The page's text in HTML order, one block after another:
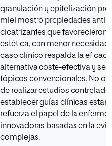
granulación y epitelización
miel mostró propiedades
cicatrizantes que favorecieron
estética, con menor necesidad
caso clínico respalda la
alternativa coste-efectiva y
tópicos convencionales. No
de realizar estudios
establecer guías clínicas
refuerza el papel de la
innovadoras basadas en la
complejas.